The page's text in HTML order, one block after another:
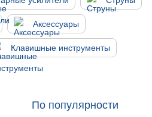
Аксессуары
Клавишные инструменты
По популярности